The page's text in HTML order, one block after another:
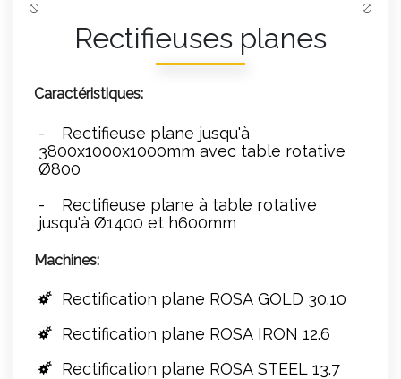
Rectifieuses planes
Caractéristiques:
Rectifieuse plane jusqu'à
3800x1000x1000mm avec table rotative
Ø800
Rectifieuse plane à table rotative
jusqu'à Ø1400 et h600mm
Machines:
Rectification plane ROSA GOLD 30.10
Rectification plane ROSA IRON 12.6
Rectification plane ROSA STEEL 13.7